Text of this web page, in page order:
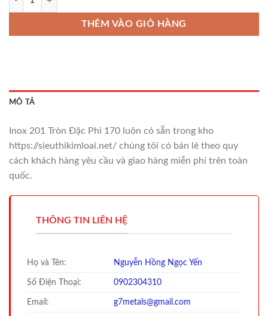
THÊM VÀO GIỎ HÀNG
MÔ TẢ
Inox 201 Tròn Đặc Phi 170 luôn có sẵn trong kho
https://sieuthikimloai.net/ chúng tôi có bán lẻ theo quy
cách khách hàng yêu cầu và giao hàng miễn phí trên toàn
quốc.
THÔNG TIN LIÊN HỆ
Họ và Tên: Nguyễn Hồng Ngọc Yến
Số Điện Thoại: 0902304310
Email: g7metals@gmail.com